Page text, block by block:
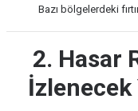
Bazı bölgelerdeki
2. Hasar